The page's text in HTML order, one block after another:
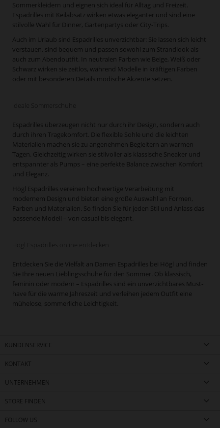
Sommerkleidern und eignen sich ideal für Alltag und Freizeit.
Espadrilles mit Keilabsatz wirken etwas eleganter und sind eine
stilvolle Wahl für Dinner, Gartenpartys oder City-Trips.
Auch im Urlaub sind Espadrilles unverzichtbar: Sie lassen sich leicht
verstauen, sind bequem und passen sowohl zum Strandlook als
auch zum Abendoutfit. In neutralen Farben wie Beige, Weiß oder
Schwarz wirken sie zeitlos, während Modelle in kräftigen Farben
oder mit besonderen Details modische Akzente setzen.
Ideale Sommerschuhe
Espadrilles überzeugen nicht nur durch ihr Design, sondern auch
durch ihren Tragekomfort. Die flexible Sohle und die leichten
Materialien machen sie zu angenehmen Begleitern an warmen
Tagen. Gleichzeitig wirken sie stilvoller als klassische Sneaker und
entspannter als Pumps – eine perfekte Balance zwischen Komfort
und Eleganz.
Högl Espadrilles vereinen hochwertige Verarbeitung mit
modernem Design und bieten eine große Auswahl an Formen,
Farben und Materialien. So finden Sie für jeden Stil und Anlass das
passende Modell – von casual bis elegant.
Högl Espadrilles online entdecken
Entdecken Sie die Vielfalt an Damen Espadrilles bei Högl und finden
Sie Ihre neuen Lieblingsschuhe für den Sommer. Ob klassisch,
feminin oder modern – Espadrilles sind ein unverzichtbares Must-
have für die warme Jahreszeit und verleihen jedem Outfit eine
mühelose, sommerliche Leichtigkeit.
KUNDENSERVICE
KONTAKT
UNTERNEHMEN
STORE FINDEN
FOLLOW US